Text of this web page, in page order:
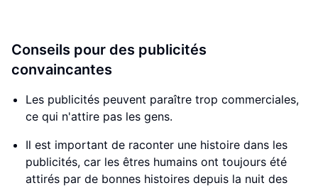
Conseils pour des publicités
convaincantes
Les publicités peuvent paraître trop commerciales,
ce qui n'attire pas les gens.
Il est important de raconter une histoire dans les
publicités, car les êtres humains ont toujours été
attirés par de bonnes histoires depuis la nuit des